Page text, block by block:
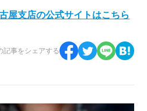
屋支店の公式サイトはこちら
記事をシェアする